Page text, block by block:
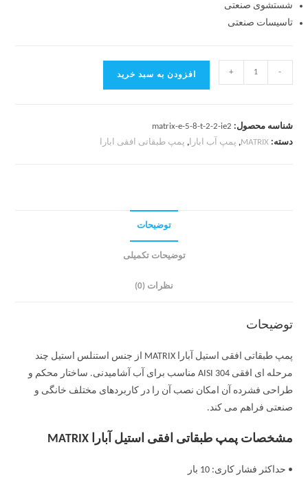
شستشوی صنعتی
تاسیسات صنعتی
-
+ افزودن به سبد خرید
شناسه محصول: matrix-e-5-8-t-2-2-ie2
دسته:MATRIX
, پمپ آب ابارا, پمپ طبقاتی افقی ابارا
توضیحات
توضیحات تکمیلی
نظرات (0)
توضیحات
پمپ طبقاتی افقی استیل آبارا MATRIX از جنس استنلس استیل چند
مرحله ای افقی AISI 304 مناسب برای آب آشامیدنی. ساختار محکم و
طراحی فشرده آن امکان نصب آن را در کاربردهای مختلف خانگی و
صنعتی فراهم می کند.
مشخصات پمپ طبقاتی افقی استیل آبارا MATRIX
• حداکثر فشار کاری: 10 بار